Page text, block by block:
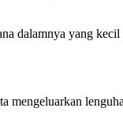
dalamnya yang
mengeluarkan